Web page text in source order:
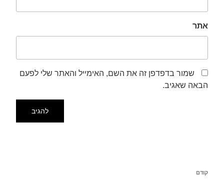
אתר
שמור בדפדפן זה את השם, האימייל והאתר שלי לפעם
הבאה שאגיב.
קודם